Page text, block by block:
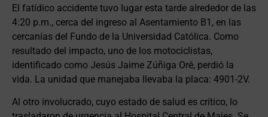
El fatídico accidente tuvo lugar esta tarde alrededor de las
4:20 p.m., cerca del ingreso al Asentamiento B1, en las
cercanías del Fundo de la Universidad Católica. Como
resultado del impacto, uno de los motociclistas,
identificado como Jesús Jaime Zúñiga Oré, perdió la
vida. La unidad que manejaba llevaba la placa: 4901-2V.
Al otro involucrado, cuyo estado de salud es crítico, lo